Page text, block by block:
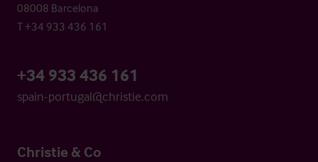
08008 Barcelona
T +34 933 436 161
+34 933 436 161
spain-portugal@christie.com
Christie & Co